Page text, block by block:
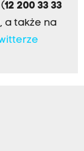
12 200 33 33
a także na